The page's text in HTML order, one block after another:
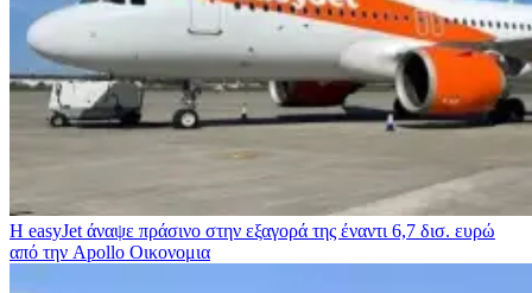
Η easyJet άναψε πράσινο στην εξαγορά της έναντι 6,7 δισ. ευρώ
από την Apollo Οικονομια